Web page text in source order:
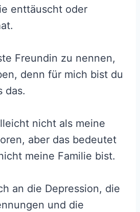
enttäuscht oder
Freundin zu nennen,
denn für mich bist du
das.
nicht als meine
aber das bedeutet
meine Familie bist.
an die Depression, die
und die